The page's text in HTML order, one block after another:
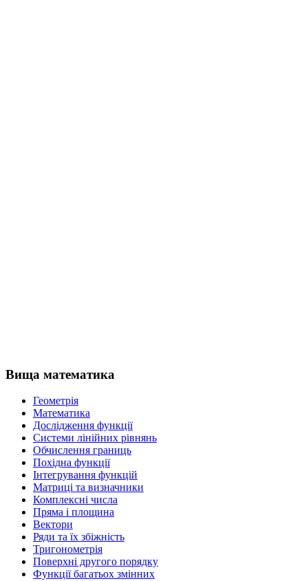
Вища математика
Геометрія
Математика
Дослідження функції
Системи лінійних рівнянь
Обчислення границь
Похідна функції
Інтегрування функцій
Матриці та визначники
Комплексні числа
Пряма і площина
Вектори
Ряди та їх збіжність
Тригонометрія
Поверхні другого порядку
Функції багатьох змінних